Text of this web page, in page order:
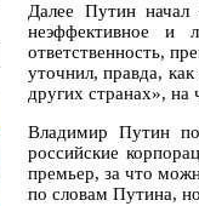
Далее Путин начал
неэффективное и
ответственность,
уточнил, правда,
других странах»,
Владимир Путин
российские
премьер, за что
по словам Путина,